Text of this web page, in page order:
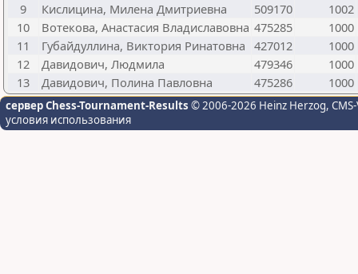
9
Кислицина, Милена Дмитриевна 509170
1002
10
Вотекова, Анастасия Владиславовна 475285
1000
11
Губайдуллина, Виктория Ринатовна 427012
1000
12
Давидович, Людмила 479346
1000
13
Давидович, Полина Павловна 475286 1000
сервер Chess-Tournament-Results © 2006-2026 Heinz Herzog,
условия использования